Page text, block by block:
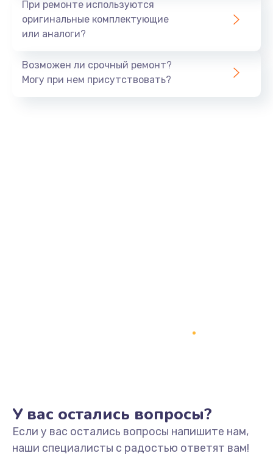
При ремонте используются
оригинальные комплектующие
или аналоги?
Возможен ли срочный ремонт?
Могу при нем присутствовать?
У вас остались вопросы?
Если у вас остались вопросы напишите нам,
наши специалисты с радостью ответят вам!